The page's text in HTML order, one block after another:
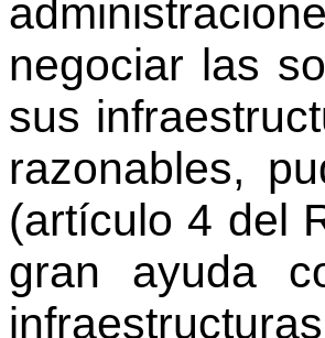
negociar las
sus
razonables,
(artículo 4 del
gran ayuda